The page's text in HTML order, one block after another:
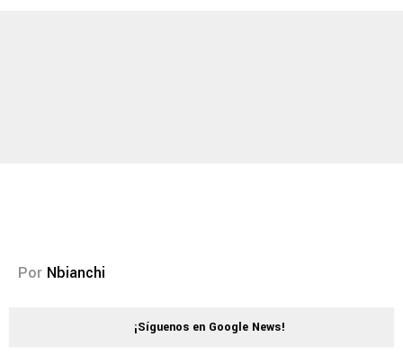
Por Nbianchi
¡Síguenos en Google News!